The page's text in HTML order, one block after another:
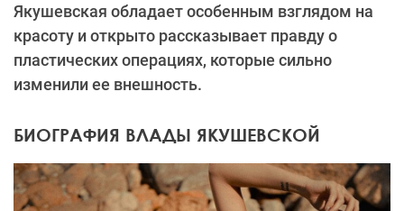
Якушевская обладает особенным взглядом на
красоту и открыто рассказывает правду о
пластических операциях, которые сильно
изменили ее внешность.
БИОГРАФИЯ ВЛАДЫ ЯКУШЕВСКОЙ